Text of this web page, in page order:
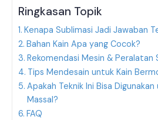
Ringkasan Topik
Kenapa Sublimasi Jadi Jawaban
Bahan Kain Apa yang Cocok?
Rekomendasi Mesin & Peralatan
Tips Mendesain untuk Kain
Apakah Teknik Ini Bisa
Massal?
FAQ